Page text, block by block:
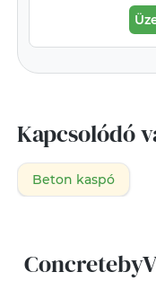
Kapcsolódó
Beton kaspó